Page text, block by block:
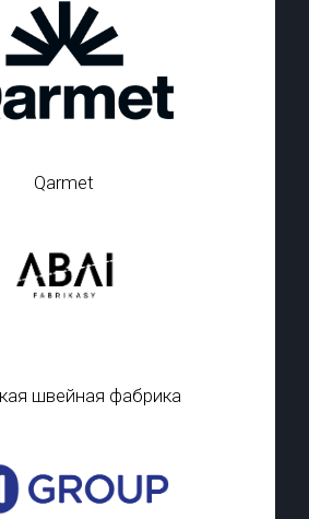
Qarmet
швейная фабрика